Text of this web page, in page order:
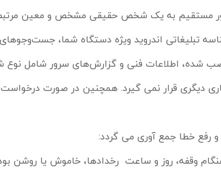
مستقیم به یک شخص حقیقی مشخص و معین
تبلیغاتی اندروید ویژه دستگاه شما، جست
شده، اطلاعات فنی و گزارشهای سرور شامل نوع
دیگری قرار نمی گیرد. همچنین در صورت
و رفع خطا جمع آوری می گردد:
وقفه، روز و ساعت رخدادها، خاموش یا روشن